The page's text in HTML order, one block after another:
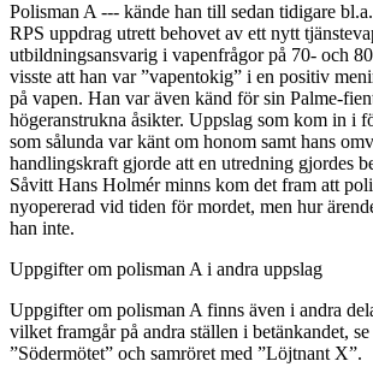
Polisman A --- kände han till sedan tidigare
RPS uppdrag utrett behovet av ett nytt
utbildningsansvarig i vapenfrågor på 70- och
visste att han var ”vapentokig” i en positiv
på vapen. Han var även känd för sin Palme-
högeranstrukna åsikter. Uppslag som kom in i
som sålunda var känt om honom samt hans
handlingskraft gjorde att en utredning gjordes
Såvitt Hans Holmér minns kom det fram att
nyopererad vid tiden för mordet, men hur
han inte.
Uppgifter om polisman A i andra uppslag
Uppgifter om polisman A finns även i andra
vilket framgår på andra ställen i betänkandet,
”Södermötet” och samröret med ”Löjtnant X”.